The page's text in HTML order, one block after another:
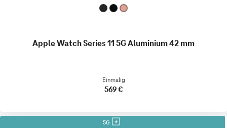
Apple Watch Series 11 5G Aluminium 42 mm
Einmalig
569 €
5G